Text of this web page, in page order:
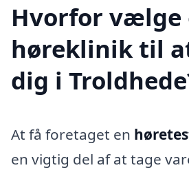
Hvorfor vælge
høreklinik til
dig i
At få foretaget en
en vigtig del af at tage